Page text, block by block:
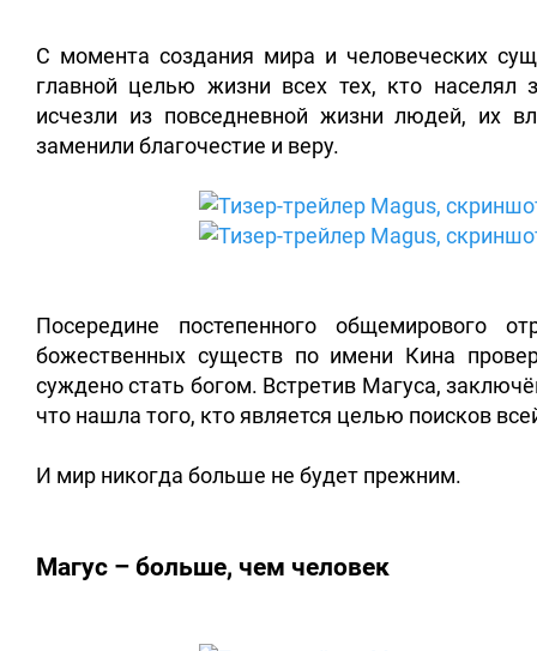
С момента создания мира и человеческих
главной целью жизни всех тех, кто населял
исчезли из повседневной жизни людей, их
заменили благочестие и веру.
Посередине постепенного общемирового
божественных существ по имени Кина
суждено стать богом. Встретив Магуса,
что нашла того, кто является целью поисков
И мир никогда больше не будет прежним.
Магус – больше, чем человек